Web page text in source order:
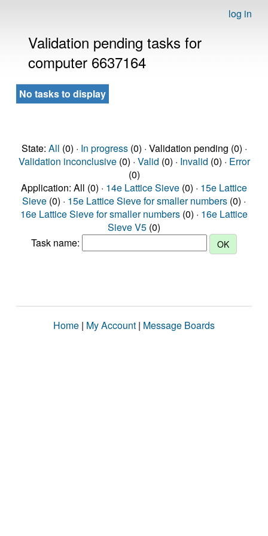
log in
Validation pending tasks for
computer 6637164
No tasks to display
State: All (0) · In progress(0) · Validation pending (0) ·
Validation inconclusive(0) · Valid (0) · Invalid (0) · Error
(0)
Application: All (0) · 14e Lattice Sieve (0) · 15e Lattice
Sieve (0) · 15e Lattice Sieve for smaller numbers (0) ·
16e Lattice Sieve for smaller numbers (0) · 16e Lattice
Sieve V5 (0)
Task name:
Home | My Account | Message Boards